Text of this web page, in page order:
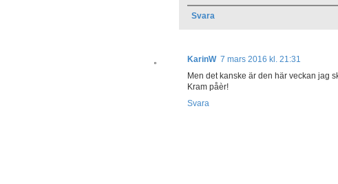
Svara
KarinW 7 mars 2016 kl. 21:31
Men det kanske är den här veckan jag
Kram påèr!
Svara